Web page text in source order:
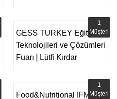
GESS TURKEY Eğitim
Teknolojileri ve Çözümleri
Fuarı | Lütfi Kırdar
1
Müşteri
Food&Nutritional İFM
1
Müşteri